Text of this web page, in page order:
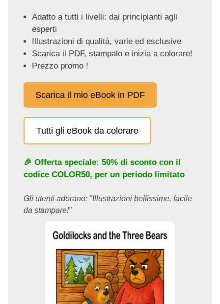
Adatto a tutti i livelli: dai principianti agli
esperti
Illustrazioni di qualità, varie ed esclusive
Scarica il PDF, stampalo e inizia a colorare!
Prezzo promo !
Scarica il mio eBook in PDF
Tutti gli eBook da colorare
🎉 Offerta speciale: 50% di sconto con il
codice COLOR50, per un periodo limitato
Gli utenti adorano: "Illustrazioni bellissime, facile
da stampare!"